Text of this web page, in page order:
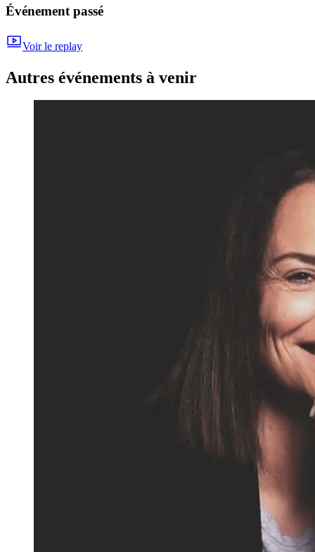
Événement passé
Voir le replay
Autres événements à venir